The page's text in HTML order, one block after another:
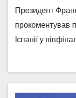
Президент
прокоментував
Іспанії у